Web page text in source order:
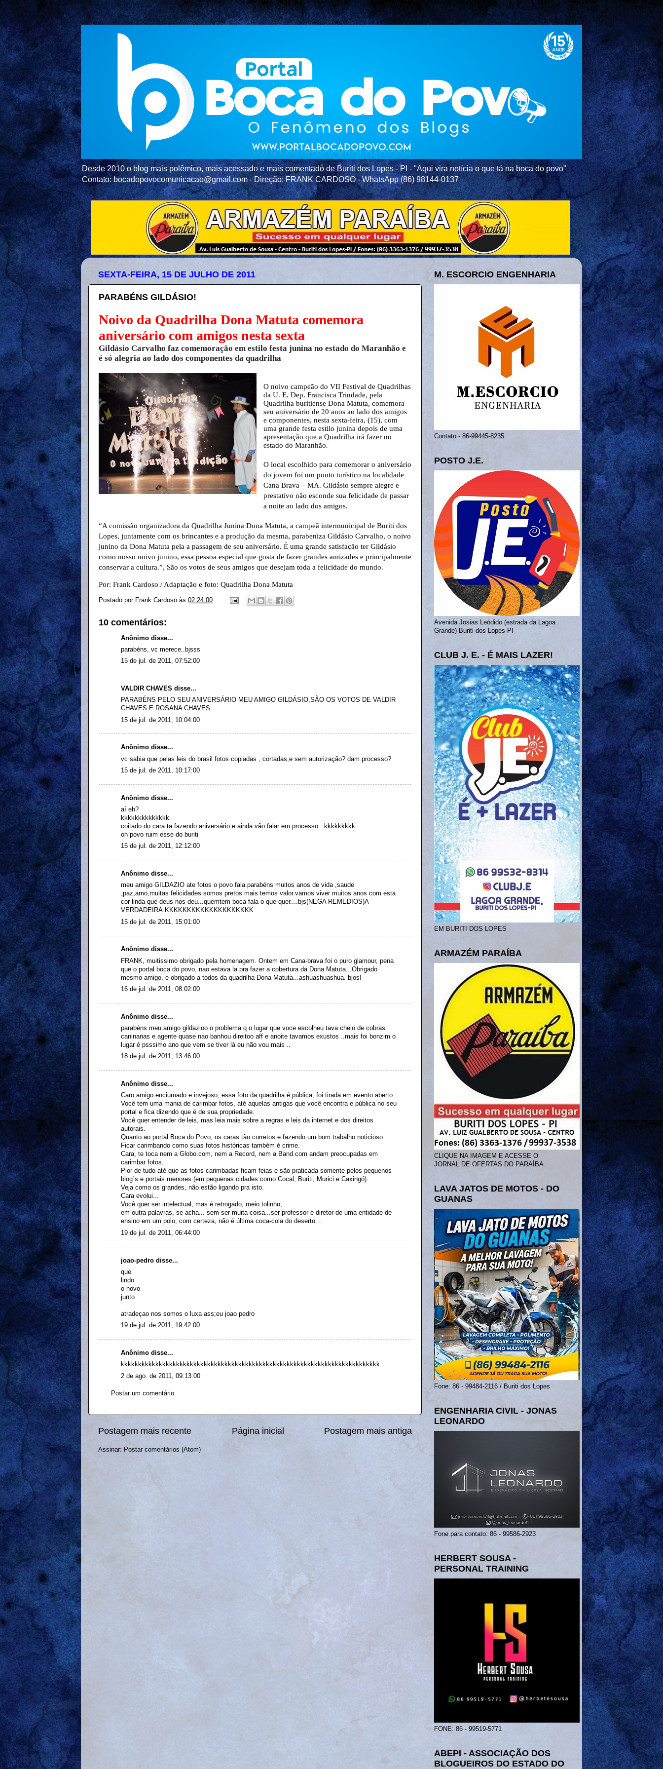
Desde 2010 o blog mais polêmico, mais acessado e mais comentado de Buriti dos Lopes - PI - "Aqui vira notícia o que tá na boca do povo"
Contato: bocadopovocomunicacao@gmail.com - Direção: FRANK CARDOSO - WhatsApp (86) 98144-0137
SEXTA-FEIRA, 15 DE JULHO DE 2011
PARABÉNS GILDÁSIO!
Noivo da Quadrilha Dona Matuta comemora
aniversário com amigos nesta sexta
Gildásio Carvalho faz comemoração em estilo festa junina no estado do Maranhão e
é só alegria ao lado dos componentes da quadrilha
O noivo campeão do VII Festival de Quadrilhas
da U. E. Dep. Francisca Trindade, pela
Quadrilha buritiense Dona Matuta, comemora
seu aniversário de 20 anos ao lado dos amigos
e componentes, nesta sexta-feira, (15), com
uma grande festa estilo junina depois de uma
apresentação que a Quadrilha irá fazer no
estado do Maranhão.
O local escolhido para comemorar o aniversário
do jovem foi um ponto turístico na localidade
Cana Brava – MA. Gildásio sempre alegre e
prestativo não esconde sua felicidade de passar
a noite ao lado dos amigos.
“A comissão organizadora da Quadrilha Junina Dona Matuta, a campeã intermunicipal de Buriti dos
Lopes, juntamente com os brincantes e a produção da mesma, parabeniza Gildásio Carvalho, o noivo
junino da Dona Matuta pela a passagem de seu aniversário. É uma grande satisfação ter Gildásio
como nosso noivo junino, essa pessoa especial que gosta de fazer grandes amizades e principalmente
conservar a cultura.”, São os votos de seus amigos que desejam toda a felicidade do mundo.
Por: Frank Cardoso / Adaptação e foto: Quadrilha Dona Matuta
Postado por Frank Cardoso às 02:24:00
10 comentários:
Anônimo disse...
parabéns, vc merece..bjsss
15 de jul. de 2011, 07:52:00
VALDIR CHAVES disse...
PARABÉNS PELO SEU ANIVERSÁRIO MEU AMIGO GILDÁSIO,SÃO OS VOTOS DE VALDIR
CHAVES E ROSANA CHAVES.
15 de jul. de 2011, 10:04:00
Anônimo disse...
vc sabia que pelas leis do brasil fotos copiadas , cortadas,e sem autorização? dam processo?
15 de jul. de 2011, 10:17:00
Anônimo disse...
aí eh?
kkkkkkkkkkkkkk
coitado do cara ta fazendo aniversário e ainda vão falar em processo...kkkkkkkkk
oh povo ruim esse do buriti
15 de jul. de 2011, 12:12:00
Anônimo disse...
meu amigo GILDAZIO ate fotos o povo fala.parabéns muitos anos de vida ,saude
,paz,amo,muitas felicidades somos pretos mais temos valor.vamos viver muitos anos com esta
cor linda que deus nos deu...quemtem boca fala o que quer....bjs(NEGA REMEDIOS)A
VERDADEIRA.KKKKKKKKKKKKKKKKKKKK
15 de jul. de 2011, 15:01:00
Anônimo disse...
FRANK, muitissimo obrigado pela homenagem. Ontem em Cana-brava foi o puro glamour, pena
que o portal boca do povo, nao estava la pra fazer a cobertura da Dona Matuta...Obrigado
mesmo amigo, e obrigado a todos da quadrilha Dona Matuta...ashuashuashua. bjos!
16 de jul. de 2011, 08:02:00
Anônimo disse...
parabéns meu amigo gildazioo o problema q o lugar que voce escolheu tava cheio de cobras
caninanas e agente quase nao banhou direitoo aff e anoite tavamos exustos ..mais foi bonzim o
lugar é psssimo ano que vem se tiver lá eu não vou mais ..
18 de jul. de 2011, 13:46:00
Anônimo disse...
Caro amigo enciumado e invejoso, essa foto da quadrilha é pública, foi tirada em evento aberto.
Você tem uma mania de carimbar fotos, até aquelas antigas que você encontra e pública no seu
portal e fica dizendo que é de sua propriedade.
Você quer entender de leis, mas leia mais sobre a regras e leis da internet e dos direitos
autorais.
Quanto ao portal Boca do Povo, os caras tão corretos e fazendo um bom trabalho noticioso.
Ficar carimbando como suas fotos históricas também é crime.
Cara, te toca nem a Globo.com, nem a Record, nem a Band.com andam preocupadas em
carimbar fotos.
Pior de tudo até que as fotos carimbadas ficam feias e são praticada somente pelos pequenos
blog´s e portais menores.(em pequenas cidades como Cocal, Buriti, Murici e Caxingó).
Veja como os grandes, não estão ligando pra isto.
Cara evolui...
Você quer ser intelectual, mas é retrogado, meio tolinho,
em outra palavras, se acha... sem ser muita coisa...ser professor e diretor de uma entidade de
ensino em um polo, com certeza, não é última coca-cola do deserto...
19 de jul. de 2011, 06:44:00
joao-pedro disse...
que
lindo
o novo
junto
atradeçao nos somos o luxa ass;eu joao pedro
19 de jul. de 2011, 19:42:00
Anônimo disse...
kkkkkkkkkkkkkkkkkkkkkkkkkkkkkkkkkkkkkkkkkkkkkkkkkkkkkkkkkkkkkkkkkkkkkkkkkkk
2 de ago. de 2011, 09:13:00
Postar um comentário
Postagem mais recente Postagem mais antiga
Página inicial
Assinar: Postar comentários (Atom)
M. ESCORCIO ENGENHARIA
Contato - 86-99445-8235
POSTO J.E.
Avenida Josias Leódido (estrada da Lagoa
Grande) Buriti dos Lopes-PI
CLUB J. E. - É MAIS LAZER!
EM BURITI DOS LOPES
ARMAZÉM PARAÍBA
CLIQUE NA IMAGEM E ACESSE O
JORNAL DE OFERTAS DO PARAÍBA.
LAVA JATOS DE MOTOS - DO
GUANAS
Fone: 86 - 99484-2116 / Buriti dos Lopes
ENGENHARIA CIVIL - JONAS
LEONARDO
Fone para contato: 86 - 99586-2923
HERBERT SOUSA -
PERSONAL TRAINING
FONE: 86 - 99519-5771
ABEPI - ASSOCIAÇÃO DOS
BLOGUEIROS DO ESTADO DO